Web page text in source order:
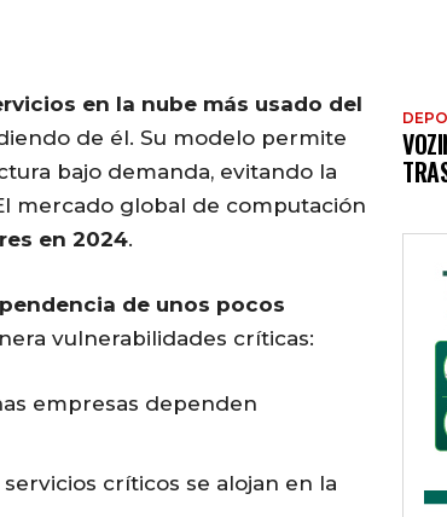
en la nube más usado del
de él. Su modelo permite
bajo demanda, evitando la
mercado global de computación
en 2024.
de unos pocos
vulnerabilidades críticas:
empresas dependen
críticos se alojan en la